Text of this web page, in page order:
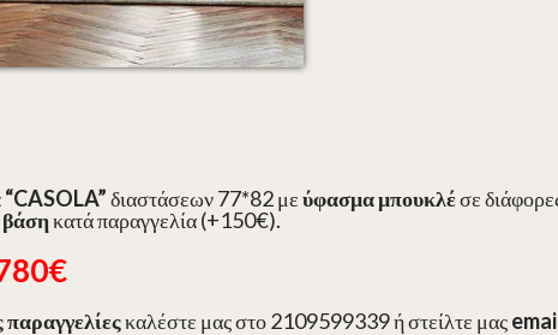
διαστάσεων 77*82 μεύφασμα μπουκλέσε
βάσηκατά παραγγελία (+150€).
παραγγελίεςκαλέστε μας στο 2109599339 ή στείλτε μας